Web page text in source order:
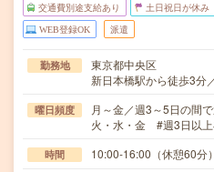
交通費別途支給あり 土日祝日が休み
WEB登録OK 派遣
勤務地
東京都中央区
新日本橋駅から徒歩3分
曜日頻度
月～金／週3～5日の間
火・水・金 #週3日以
時間 10:00-16:00（休憩60分